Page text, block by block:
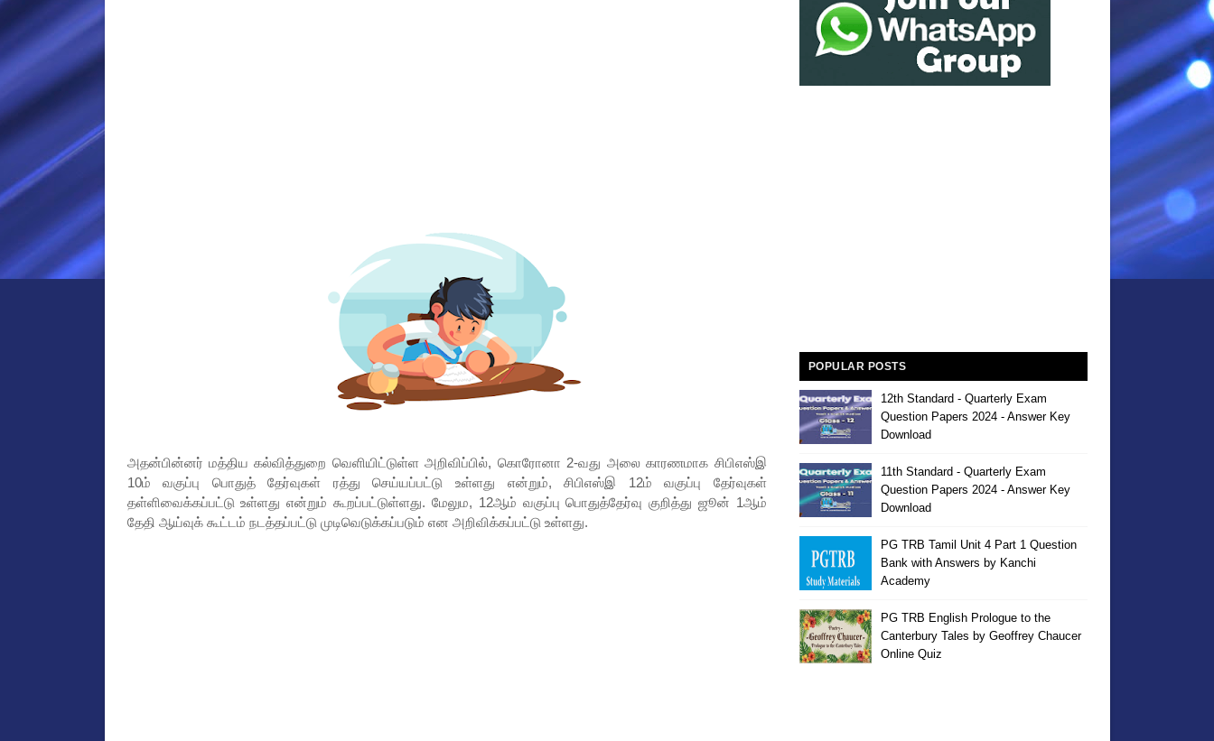
அதன்பின்னர் மத்திய கல்வித்துறை வெளியிட்டுள்ள அறிவிப்பில், கொரோனா 2-வது அலை காரணமாக சிபிஎஸ்இ
10ம் வகுப்பு பொதுத் தேர்வுகள் ரத்து செய்யப்பட்டு உள்ளது என்றும், சிபிஎஸ்இ 12ம் வகுப்பு தேர்வுகள்
தள்ளிவைக்கப்பட்டு உள்ளது என்றும் கூறப்பட்டுள்ளது. மேலும, 12ஆம் வகுப்பு பொதுத்தேர்வு குறித்து ஜூன் 1ஆம்
தேதி ஆய்வுக் கூட்டம் நடத்தப்பட்டு முடிவெடுக்கப்படும் என அறிவிக்கப்பட்டு உள்ளது.
POPULAR POSTS
12th Standard - Quarterly Exam
Question Papers 2024 - Answer Key
Download
11th Standard - Quarterly Exam
Question Papers 2024 - Answer Key
Download
PG TRB Tamil Unit 4 Part 1 Question
Bank with Answers by Kanchi
Academy
PG TRB English Prologue to the
Canterbury Tales by Geoffrey Chaucer
Online Quiz